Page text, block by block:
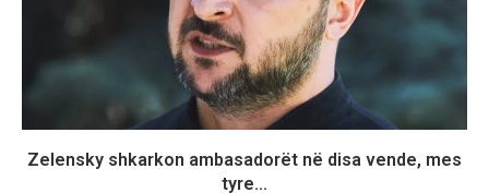
Zelensky shkarkon ambasadorët në disa vende, mes
tyre...